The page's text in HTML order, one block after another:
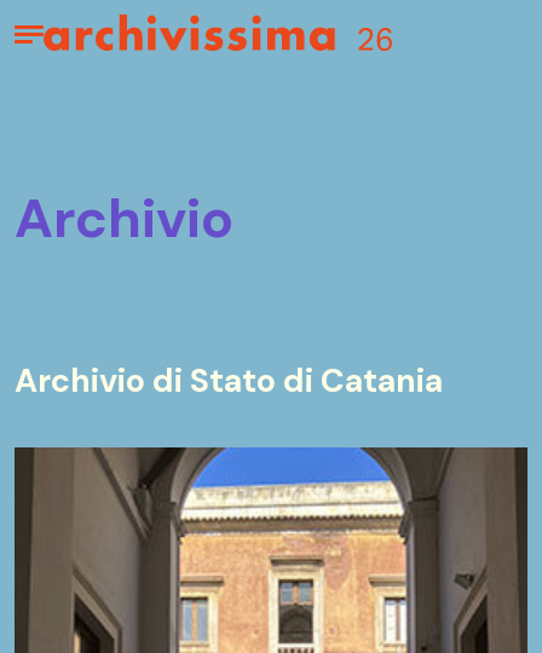
Home page
Apri il menu
archivio
Archivio di Stato di Catania